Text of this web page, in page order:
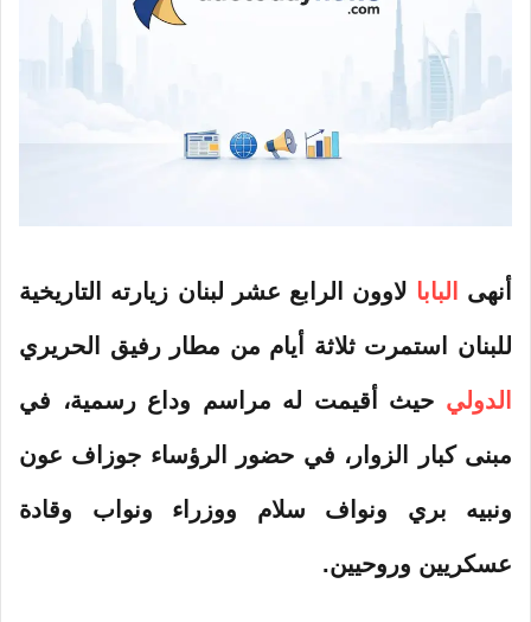
أنهى البابا لاوون الرابع عشر لبنان زيارته التاريخية
للبنان استمرت ثلاثة أيام من مطار رفيق الحريري
الدولي حيث أقيمت له مراسم وداع رسمية، في
مبنى كبار الزوار، في حضور الرؤساء جوزاف عون
ونبيه بري ونواف سلام ووزراء ونواب وقادة
عسكريين وروحيين.